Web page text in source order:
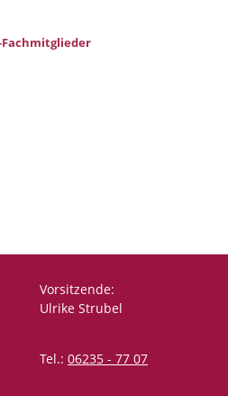
Fachmitglieder
Vorsitzende:
Ulrike Strubel
Tel.: 06235 - 77 07